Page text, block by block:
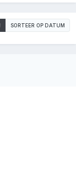
SORTEER OP DATUM